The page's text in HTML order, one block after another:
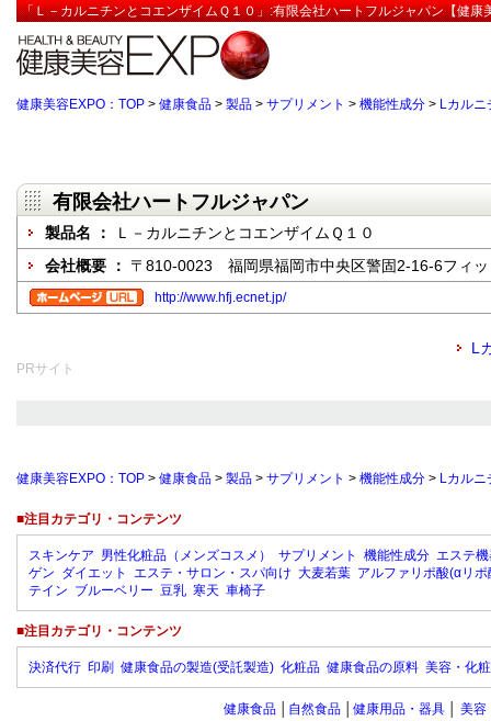
「Ｌ－カルニチンとコエンザイムＱ１０」:有限会社ハートフルジャパン【健康
健康美容EXPO：TOP > 健康食品 > 製品 > サプリメント > 機能性成分 > Lカルニ
有限会社ハートフルジャパン
製品名 ：
Ｌ－カルニチンとコエンザイムＱ１０
会社概要 ： 〒810-0023 福岡県福岡市中央区警固2-16-6フィ
http://www.hfj.ecnet.jp/
L
PRサイト
健康美容EXPO：TOP > 健康食品 > 製品 > サプリメント > 機能性成分 > Lカルニ
■注目カテゴリ・コンテンツ
スキンケア 男性化粧品（メンズコスメ） サプリメント 機能性成分 エステ
ゲン ダイエット エステ・サロン・スパ向け 大麦若葉 アルファリポ酸(αリポ
テイン ブルーベリー 豆乳 寒天 車椅子
■注目カテゴリ・コンテンツ
決済代行 印刷 健康食品の製造(受託製造) 化粧品 健康食品の原料 美容・化
健康食品 自然食品 健康用品・器具 美容